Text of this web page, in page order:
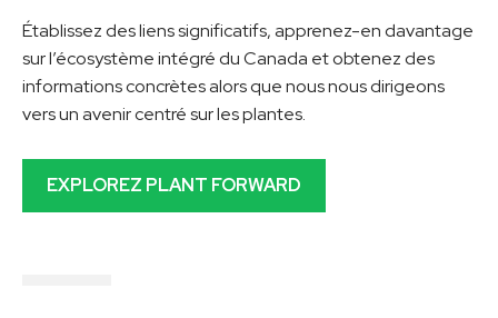
Établissez des liens significatifs, apprenez-en davantage
sur l’écosystème intégré du Canada et obtenez des
informations concrètes alors que nous nous dirigeons
vers un avenir centré sur les plantes.
EXPLOREZ PLANT FORWARD